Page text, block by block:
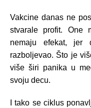
Vakcine danas ne
stvarale profit. One
nemaju efekat,
razboljevao. Što je
više širi panika u
svoju decu.
I tako se ciklus